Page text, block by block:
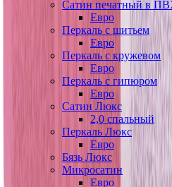
Сатин печатный в
Евро
Перкаль с шитьем
Евро
Перкаль с кружевом
Евро
Перкаль с гипюром
Евро
Сатин Люкс
2,0 спальный
Перкаль Люкс
Евро
Бязь Люкс
Микросатин
Евро